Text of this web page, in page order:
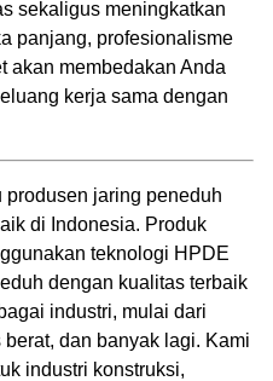
sekaligus meningkatkan
panjang, profesionalisme
akan membedakan Anda
kerja sama dengan
jaring peneduh
di Indonesia. Produk
teknologi HPDE
dengan kualitas terbaik
industri, mulai dari
dan banyak lagi. Kami
industri konstruksi,